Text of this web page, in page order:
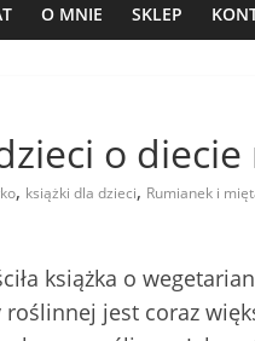
O MNIE SKLEP
o
, książki dla dzieci, Rumianek i
książka o
jest coraz